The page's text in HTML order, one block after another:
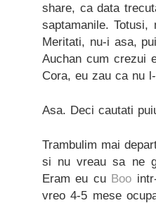
share, ca data
saptamanile.
Meritati, nu-i asa,
Auchan cum crezui
Cora, eu zau ca nu
Asa. Deci cautati
Trambulim mai
si nu vreau sa ne
Eram eu cu Boo
vreo 4-5 mese